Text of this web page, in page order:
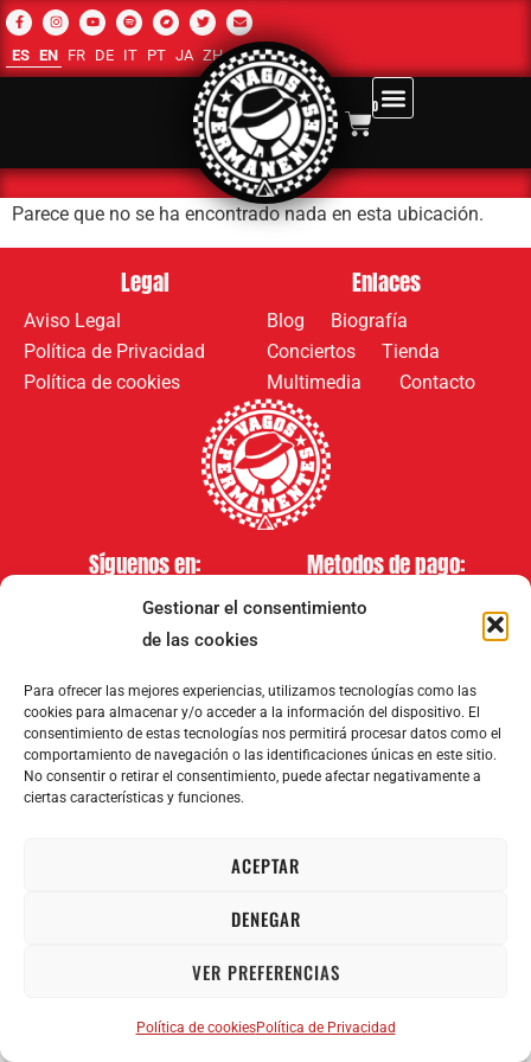
Gestionar el consentimiento
de las cookies
Para ofrecer las mejores experiencias, utilizamos tecnologías como las
cookies para almacenar y/o acceder a la información del dispositivo. El
consentimiento de estas tecnologías nos permitirá procesar datos como el
comportamiento de navegación o las identificaciones únicas en este sitio.
No consentir o retirar el consentimiento, puede afectar negativamente a
ciertas características y funciones.
ACEPTAR
DENEGAR
VER PREFERENCIAS
Política de cookiesPolítica de Privacidad
ES EN FR DE IT PT JA ZH-CN RU AR
0
Parece que no se ha encontrado nada en esta ubicación.
Legal
Aviso Legal
Política de Privacidad
Política de cookies
Enlaces
Blog
Biografía
Conciertos
Tienda
Multimedia
Contacto
Síguenos en: Metodos de pago:
2008–2026 Vagos Permanentes. Reservados todos los derechos.